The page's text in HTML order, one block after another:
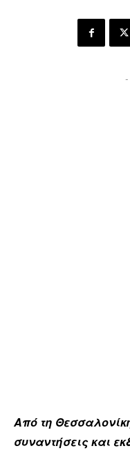
-
Από τη
συναντήσεις και